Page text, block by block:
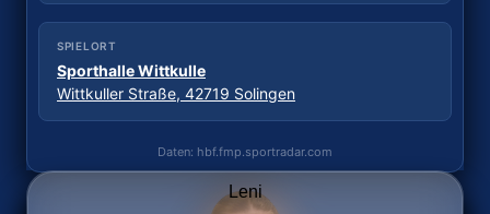
Sporthalle Wittkulle
Wittkuller Straße, 42719 Solingen
Daten: hbf.fmp.sportradar.com
Dechbettener Brücke 2, 93051 Regensburg
Daten: hbf.fmp.sportradar.com
Leni